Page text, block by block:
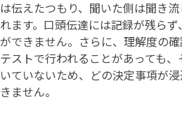
は伝えたつもり、聞いた側は聞き
れます。口頭伝達には記録が残ら
ができません。さらに、理解度の
テストで行われることがあっても
いていないため、どの決定事項が
きません。